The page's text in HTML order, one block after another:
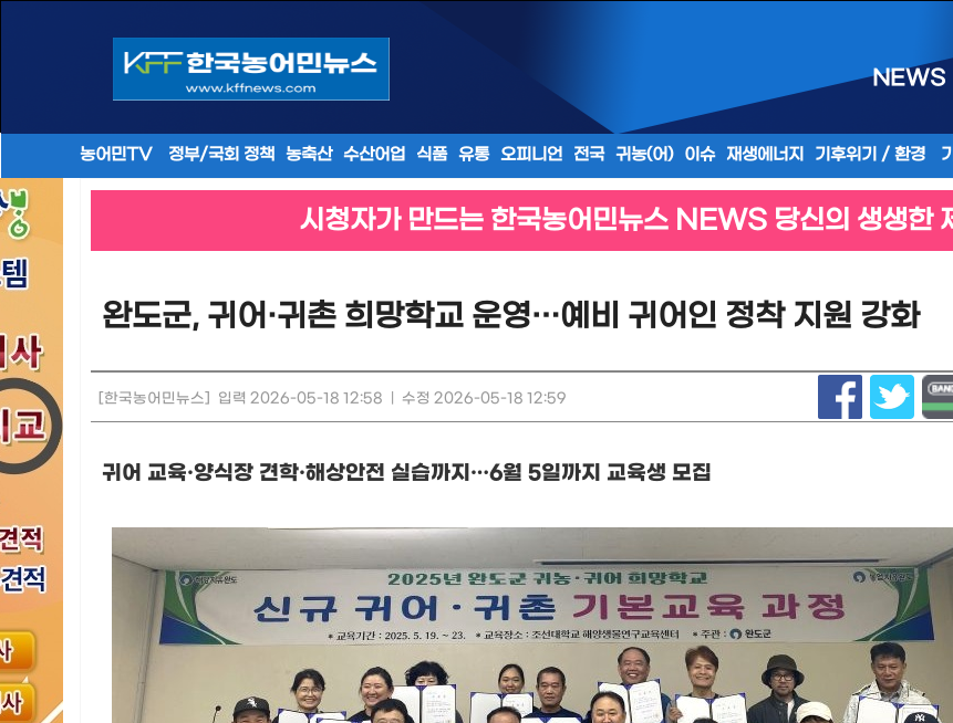
NEWS
농어민TV 정부/국회 정책 농축산 수산어업 식품 유통 오피니언 전국 귀농(어) 이슈 재생에너지 기후위기 / 환경
시청자가 만드는 한국농어민뉴스 NEWS 당신의 생생한
완도군, 귀어·귀촌 희망학교 운영…예비 귀어인 정착 지원 강화
[한국농어민뉴스] 입력 2026-05-18 12:58 수정 2026-05-18 12:59
귀어 교육·양식장 견학·해상안전 실습까지 …6월 5일까지 교육생 모집